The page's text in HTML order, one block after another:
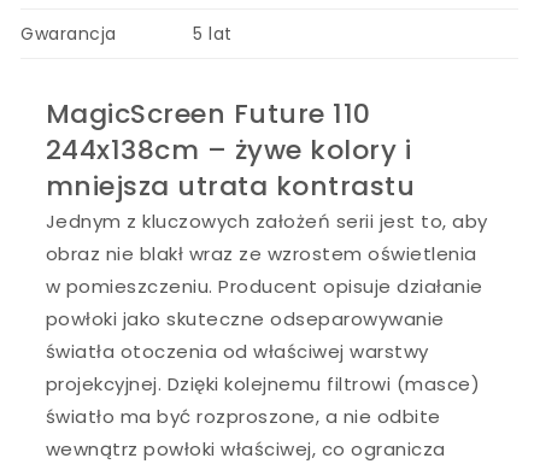
Gwarancja 5 lat
MagicScreen Future 110
244x138cm – żywe kolory i
mniejsza utrata kontrastu
Jednym z kluczowych założeń serii jest to, aby
obraz nie blakł wraz ze wzrostem oświetlenia
w pomieszczeniu. Producent opisuje działanie
powłoki jako skuteczne odseparowywanie
światła otoczenia od właściwej warstwy
projekcyjnej. Dzięki kolejnemu filtrowi (masce)
światło ma być rozproszone, a nie odbite
wewnątrz powłoki właściwej, co ogranicza